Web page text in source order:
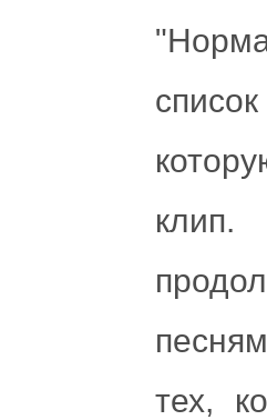
клип.
тех,